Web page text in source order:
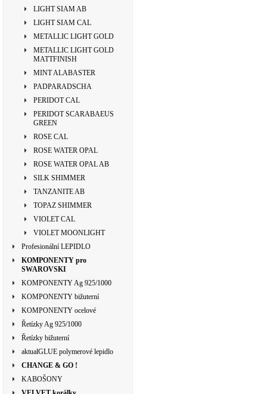
LIGHT SIAM AB
LIGHT SIAM CAL
METALLIC LIGHT GOLD
METALLIC LIGHT GOLD
MATTFINISH
MINT ALABASTER
PADPARADSCHA
PERIDOT CAL
PERIDOT SCARABAEUS
GREEN
ROSE CAL
ROSE WATER OPAL
ROSE WATER OPAL AB
SILK SHIMMER
TANZANITE AB
TOPAZ SHIMMER
VIOLET CAL
VIOLET MOONLIGHT
Profesionální LEPIDLO
KOMPONENTY pro
SWAROVSKI
KOMPONENTY Ag 925/1000
KOMPONENTY bižuterní
KOMPONENTY ocelové
Řetízky Ag 925/1000
Řetízky bižuterní
aktualGLUE polymerové lepidlo
CHANGE & GO !
KABOŠONY